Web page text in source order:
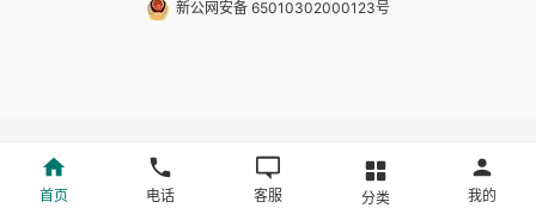
新公网安备 65010302000123号
首页 电话 客服 分类 我的